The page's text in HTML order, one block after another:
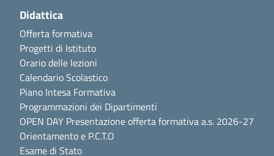
Didattica
Offerta formativa
Progetti di Istituto
Orario delle lezioni
Calendario Scolastico
Piano Intesa Formativa
Programmazioni dei Dipartimenti
OPEN DAY Presentazione offerta formativa a.s. 2026-27
Orientamento e P.C.T.O
Esame di Stato